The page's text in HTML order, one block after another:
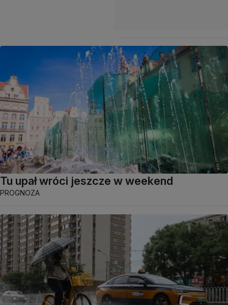
Tu upał wróci jeszcze w weekend
PROGNOZA